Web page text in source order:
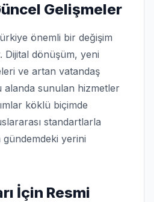
Gelişmeler
önemli bir değişim
Dijital dönüşüm, yeni
ve artan vatandaş
alanda sunulan hizmetler
köklü biçimde
standartlarla
gündemdeki yerini
İçin Resmi